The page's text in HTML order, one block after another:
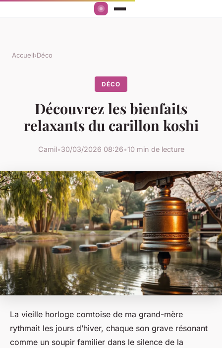
Accueil›Déco
DÉCO
Découvrez les bienfaits
relaxants du carillon koshi
Camil•30/03/2026 08:26•10 min de lecture
La vieille horloge comtoise de ma grand-mère
rythmait les jours d’hiver, chaque son grave résonant
comme un soupir familier dans le silence de la